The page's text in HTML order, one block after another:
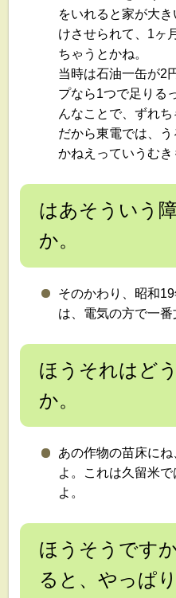
をいれると家が大
けさせられて、1ヶ
ちゃうとかね。
当時は石油一缶が2
プなら1つで足りる
んなことで、ずれち
だから東電では、う
かねえっていうむき
はあそういう
か。
そのかわり、昭和
は、電気の方で一番
ほうそれはど
か。
あの作物の苗床に
よ。これは久留米
よ。
ほうそうです
ると、やっぱ